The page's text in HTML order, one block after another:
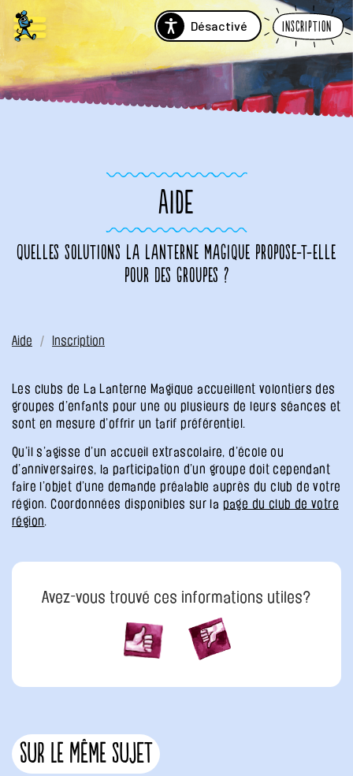
Désactivé Inscription
AIDE
Quelles solutions La Lanterne Magique propose-t-elle
pour des groupes ?
Aide Inscription
Les clubs de La Lanterne Magique accueillent volontiers des
groupes d’enfants pour une ou plusieurs de leurs séances et
sont en mesure d’offrir un tarif préférentiel.
Qu’il s’agisse d’un accueil extrascolaire, d’école ou
d’anniversaires, la participation d’un groupe doit cependant
faire l’objet d’une demande préalable auprès du club de votre
région. Coordonnées disponibles sur la page du club de votre
région.
Avez-vous trouvé ces informations utiles?
Sur le même sujet